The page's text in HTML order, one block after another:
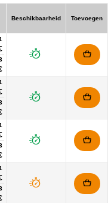
Beschikbaarheid Toevoegen